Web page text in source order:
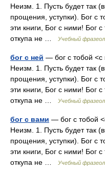
Неизм. 1. Пусть будет так
прощения, уступки). Бог с
эти книги, Бог с ними! Бог
откупа не …
Учебный
бог с ней — бог с тобой <с
Неизм. 1. Пусть будет так
прощения, уступки). Бог с
эти книги, Бог с ними! Бог
откупа не …
Учебный
бог с вами — бог с тобой
Неизм. 1. Пусть будет так
прощения, уступки). Бог с
эти книги, Бог с ними! Бог
откупа не …
Учебный